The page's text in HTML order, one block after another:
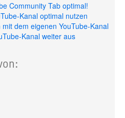
Community Tab optimal!
Kanal optimal nutzen
dem eigenen YouTube-Kanal
Kanal weiter aus